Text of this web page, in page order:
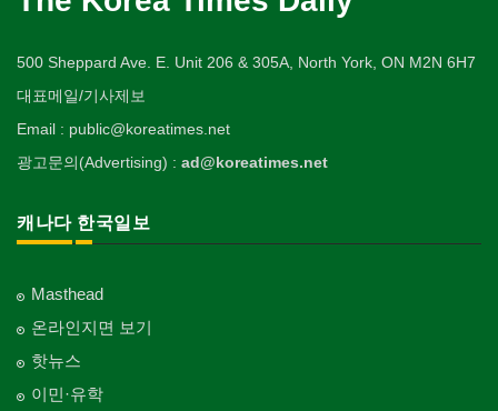
500 Sheppard Ave. E. Unit 206 & 305A, North York, ON M2N 6H7
대표메일/기사제보
Email : public@koreatimes.net
광고문의(Advertising) : ad@koreatimes.net
캐나다 한국일보
Masthead
온라인지면 보기
핫뉴스
이민·유학